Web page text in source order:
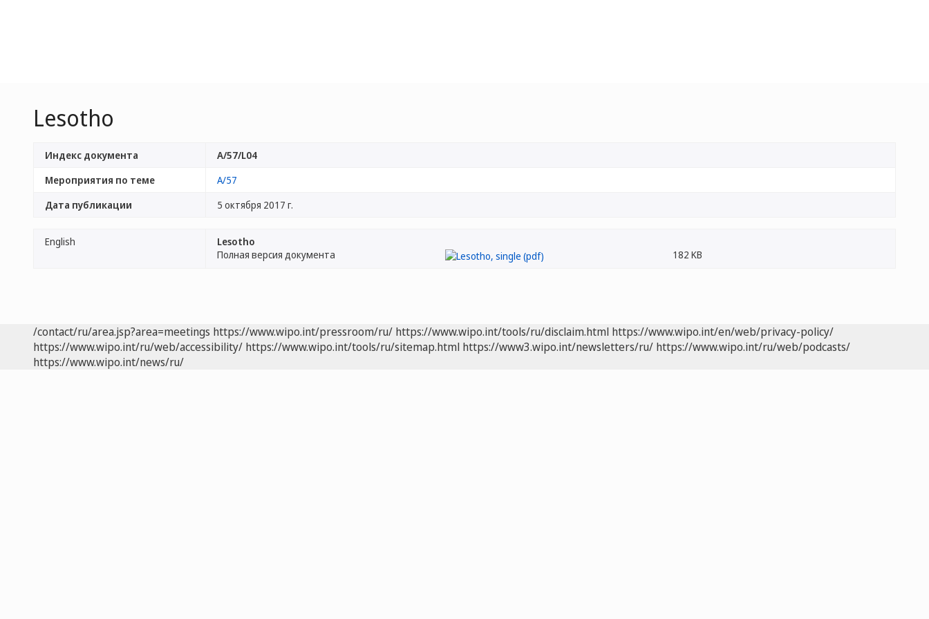
Lesotho
Индекс документа
A/57/L04
Мероприятия по теме
A/57
Дата публикации
5 октября 2017 г.
English
Lesotho
Полная версия документа
182 KB
/contact/ru/area.jsp?area=meetings https://www.wipo.int/pressroom/ru/ https://www.wipo.int/tools/ru/disclaim.html https://www.wipo.int/en/web/privacy-policy/
https://www.wipo.int/ru/web/accessibility/ https://www.wipo.int/tools/ru/sitemap.html https://www3.wipo.int/newsletters/ru/ https://www.wipo.int/ru/web/podcasts/
https://www.wipo.int/news/ru/